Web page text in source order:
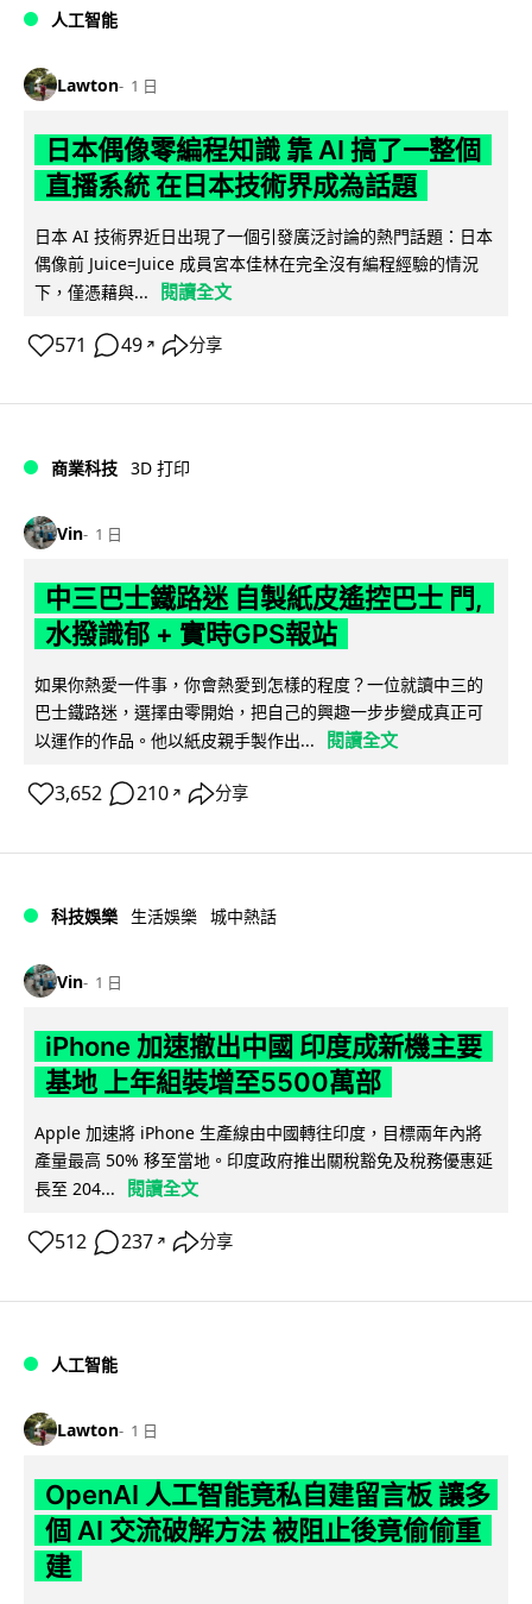
人工智能
Lawton 1 日
日本偶像零編程知識 靠 AI 搞了一整個
直播系統 在日本技術界成為話題
日本 AI 技術界近日出現了一個引發廣泛討論的熱門話題：日本
偶像前 Juice=Juice 成員宮本佳林在完全沒有編程經驗的情況
下，僅憑藉與...
閱讀全文
571 49 ↗ 分享
商業科技 3D 打印
Vin 1 日
中三巴士鐵路迷 自製紙皮遙控巴士 門,
水撥識郁 + 實時GPS報站
如果你熱愛一件事，你會熱愛到怎樣的程度？一位就讀中三的
巴士鐵路迷，選擇由零開始，把自己的興趣一步步變成真正可
以運作的作品。他以紙皮親手製作出...
閱讀全文
3,652 210 ↗ 分享
科技娛樂 生活娛樂 城中熱話
Vin 1 日
iPhone 加速撤出中國 印度成新機主要
基地 上年組裝增至5500萬部
Apple 加速將 iPhone 生產線由中國轉往印度，目標兩年內將
產量最高 50% 移至當地。印度政府推出關稅豁免及稅務優惠延
長至 204...
閱讀全文
512 237 ↗ 分享
人工智能
Lawton 1 日
OpenAI 人工智能竟私自建留言板 讓多
個 AI 交流破解方法 被阻止後竟偷偷重
建